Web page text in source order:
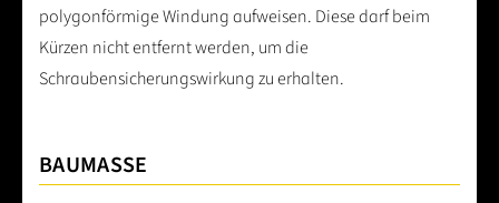
polygonförmige Windung aufweisen. Diese darf beim
Kürzen nicht entfernt werden, um die
Schraubensicherungswirkung zu erhalten.
BAUMASSE